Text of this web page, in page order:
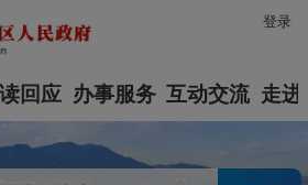
登录
回应 办事服务 互动交流 走进